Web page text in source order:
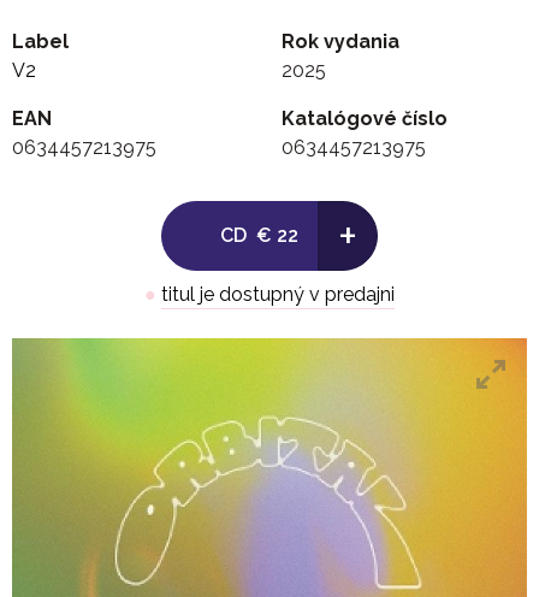
Label
V2
Rok vydania
2025
EAN
0634457213975
Katalógové číslo
0634457213975
CD € 22 +
● titul je dostupný v predajni